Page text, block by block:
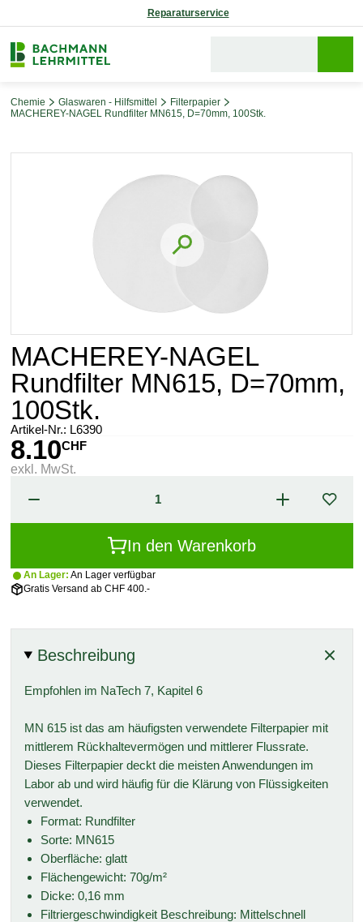
Reparaturservice
Chemie Glaswaren - Hilfsmittel
Filterpapier
MACHEREY-NAGEL Rundfilter MN615, D=70mm, 100Stk.
MACHEREY-NAGEL
Rundfilter MN615, D=70mm,
100Stk.
Artikel-Nr.: L6390
8.10CHF
exkl. MwSt.
In den Warenkorb
An Lager: An Lager verfügbar
Gratis Versand ab CHF 400.-
Beschreibung
Empfohlen im NaTech 7, Kapitel 6
MN 615 ist das am häufigsten verwendete Filterpapier mit
mittlerem Rückhaltevermögen und mittlerer Flussrate.
Dieses Filterpapier deckt die meisten Anwendungen im
Labor ab und wird häufig für die Klärung von Flüssigkeiten
verwendet.
Format: Rundfilter
Sorte: MN615
Oberfläche: glatt
Flächengewicht: 70g/m²
Dicke: 0,16 mm
Filtriergeschwindigkeit Beschreibung: Mittelschnell